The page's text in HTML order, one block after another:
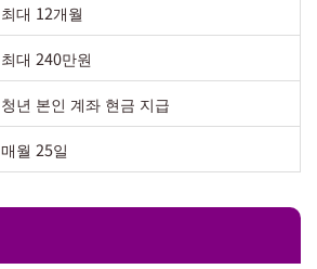
최대 12개월
최대 240만원
청년 본인 계좌 현금 지급
매월 25일